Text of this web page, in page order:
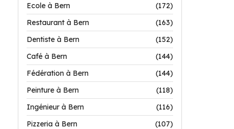
Ecole à Bern
(172)
Restaurant à Bern
(163)
Dentiste à Bern
(152)
Café à Bern
(144)
Fédération à Bern
(144)
Peinture à Bern
(118)
Ingénieur à Bern
(116)
Pizzeria à Bern
(107)